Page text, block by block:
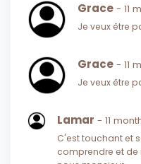
Grace - 11
Je veux être
Grace - 11
Je veux être
Lamar - 11
C'est touchant et
comprendre et